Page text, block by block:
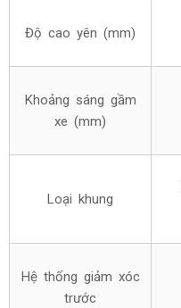
Độ cao yên (mm)
Khoảng sáng gầm
xe (mm)
Loại khung
Hệ thống giảm xóc
trước